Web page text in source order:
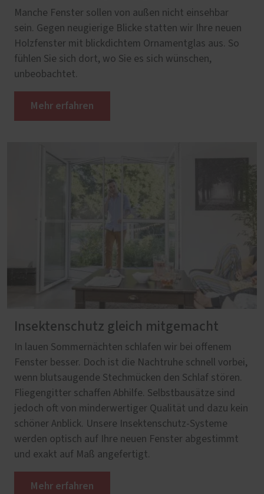
Manche Fenster sollen von außen nicht einsehbar
sein. Gegen neugierige Blicke statten wir Ihre neuen
Holzfenster mit blickdichtem Ornamentglas aus. So
fühlen Sie sich dort, wo Sie es sich wünschen,
unbeobachtet.
Mehr erfahren
Insektenschutz gleich mitgemacht
In lauen Sommernächten schlafen wir bei offenem
Fenster besser. Doch ist die Nachtruhe schnell vorbei,
wenn blutsaugende Stechmücken den Schlaf stören.
Fliegengitter schaffen Abhilfe. Selbstbausätze sind
jedoch oft von minderwertiger Qualität und dazu kein
schöner Anblick. Unsere Insektenschutz-Systeme
werden optisch auf Ihre neuen Fenster abgestimmt
und exakt auf Maß angefertigt.
Mehr erfahren